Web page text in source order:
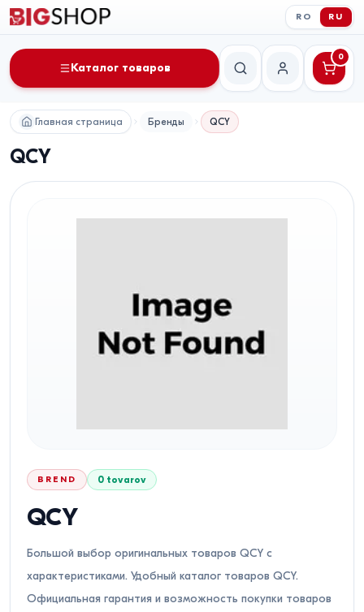
RO RU
Каталог товаров
Поиск Мой аккаунт
0
Главная страница Бренды QCY
QCY
BREND 0 tovarov
QCY
Большой выбор оригинальных товаров QCY с
характеристиками. Удобный каталог товаров QCY.
Официальная гарантия и возможность покупки товаров